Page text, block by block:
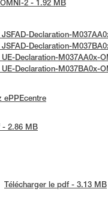
2 - 1.92 MB
Declaration-
Declaration-
Declaration-M037AA0x-
Declaration-M037BA0x-
ePPEcentre
- 2.86 MB
Télécharger le pdf - 3.13 MB